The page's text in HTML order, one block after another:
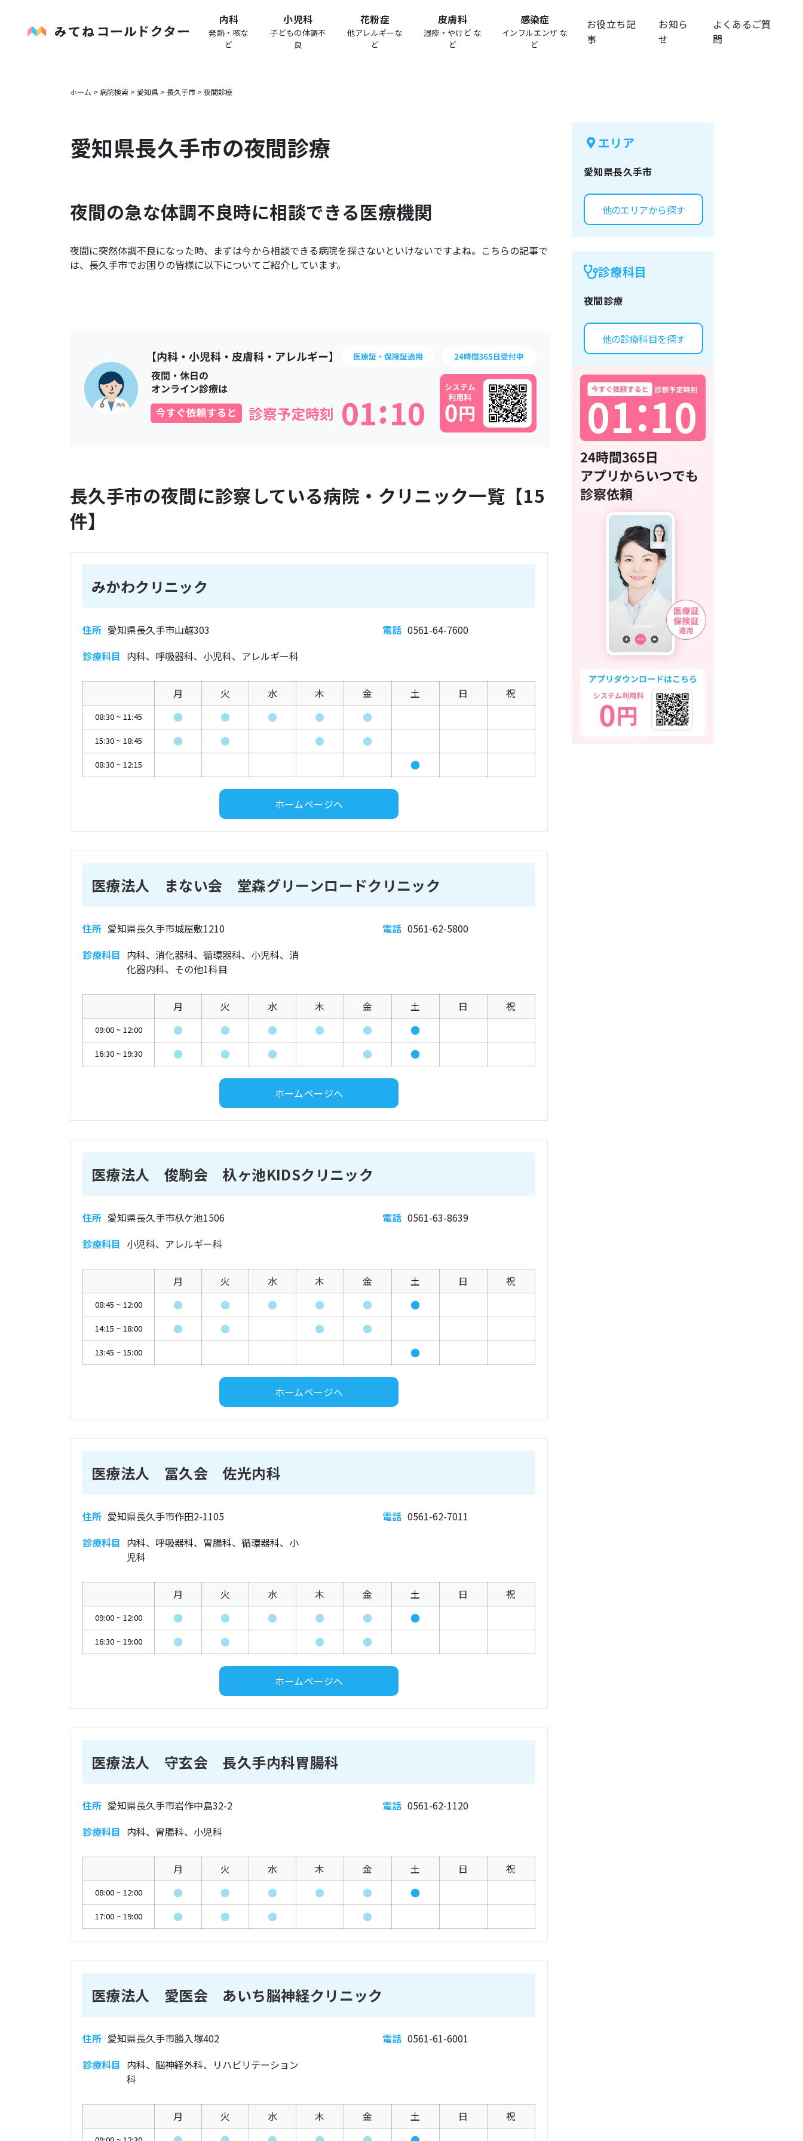
内科
発熱・咳な
ど
小児科
子どもの体調不
良
花粉症
他アレルギーな
ど
皮膚科
湿疹・やけど な
ど
感染症
インフルエンザ な
ど
お役立ち記
事
お知ら
せ
よくあるご質
問
ホーム > 病院検索 > 愛知県 > 長久手市 > 夜間診療
愛知県長久手市の夜間診療
夜間の急な体調不良時に相談できる医療機関
夜間に突然体調不良になった時、まずは今から相談できる病院を探さないといけないですよね。こちらの記事で
は、 長久手市でお困りの皆様に以下についてご紹介しています。
01 10
:
長久手市の夜間に診察している病院・クリニック一覧【15
件】
みかわクリニック
住所 愛知県長久手市山越303 電話 0561-64-7600
診療科目 内科、呼吸器科、小児科、アレルギー科
月 火 水 木 金 土 日 祝
08:30 ~ 11:45 ● ● ● ● ●
15:30 ~ 18:45 ● ● ● ●
08:30 ~ 12:15 ●
ホームページへ
医療法人 まない会 堂森グリーンロードクリニック
住所 愛知県長久手市城屋敷1210 電話 0561-62-5800
診療科目 内科、消化器科、循環器科、小児科、消
化器内科、その他1科目
月 火 水 木 金 土 日 祝
09:00 ~ 12:00 ● ● ● ● ● ●
16:30 ~ 19:30 ● ● ● ● ●
ホームページへ
医療法人 俊駒会 杁ヶ池KIDSクリニック
住所 愛知県長久手市杁ケ池1506 電話 0561-63-8639
診療科目 小児科、アレルギー科
月 火 水 木 金 土 日 祝
08:45 ~ 12:00 ● ● ● ● ● ●
14:15 ~ 18:00 ● ● ● ●
13:45 ~ 15:00 ●
ホームページへ
医療法人 冨久会 佐光内科
住所 愛知県長久手市作田2-1105 電話 0561-62-7011
診療科目 内科、呼吸器科、胃腸科、循環器科、小
児科
月 火 水 木 金 土 日 祝
09:00 ~ 12:00 ● ● ● ● ● ●
16:30 ~ 19:00 ● ● ● ●
ホームページへ
医療法人 守玄会 長久手内科胃腸科
住所 愛知県長久手市岩作中島32-2 電話 0561-62-1120
診療科目 内科、胃腸科、小児科
月 火 水 木 金 土 日 祝
08:00 ~ 12:00 ● ● ● ● ● ●
17:00 ~ 19:00 ● ● ● ●
医療法人 愛医会 あいち脳神経クリニック
住所 愛知県長久手市勝入塚402 電話 0561-61-6001
診療科目 内科、脳神経外科、リハビリテーション
科
月 火 水 木 金 土 日 祝
エリア
愛知県長久手市
他のエリアから探す
診療科目
夜間診療
他の診療科目を探す
01：
10